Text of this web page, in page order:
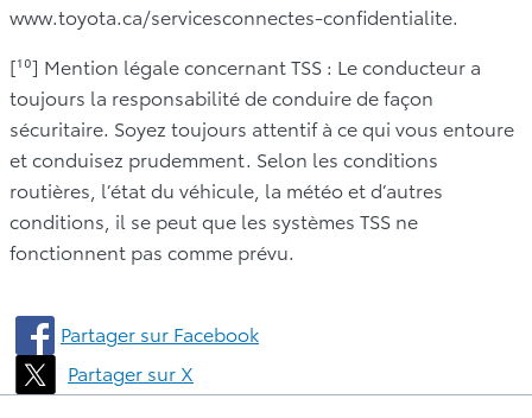
www.toyota.ca/servicesconnectes-confidentialite.
[¹⁰] Mention légale concernant TSS : Le conducteur a
toujours la responsabilité de conduire de façon
sécuritaire. Soyez toujours attentif à ce qui vous entoure
et conduisez prudemment. Selon les conditions
routières, l’état du véhicule, la météo et d’autres
conditions, il se peut que les systèmes TSS ne
fonctionnent pas comme prévu.
Partager sur Facebook
Partager sur X